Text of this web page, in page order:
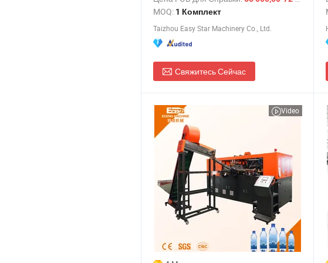
большим выходом, машина для
выдува бутылок с сервоприводом
MOQ: 1 Комплект
Taizhou Easy Star Machinery Co., Ltd.
Свяжитесь Сейчас
Video